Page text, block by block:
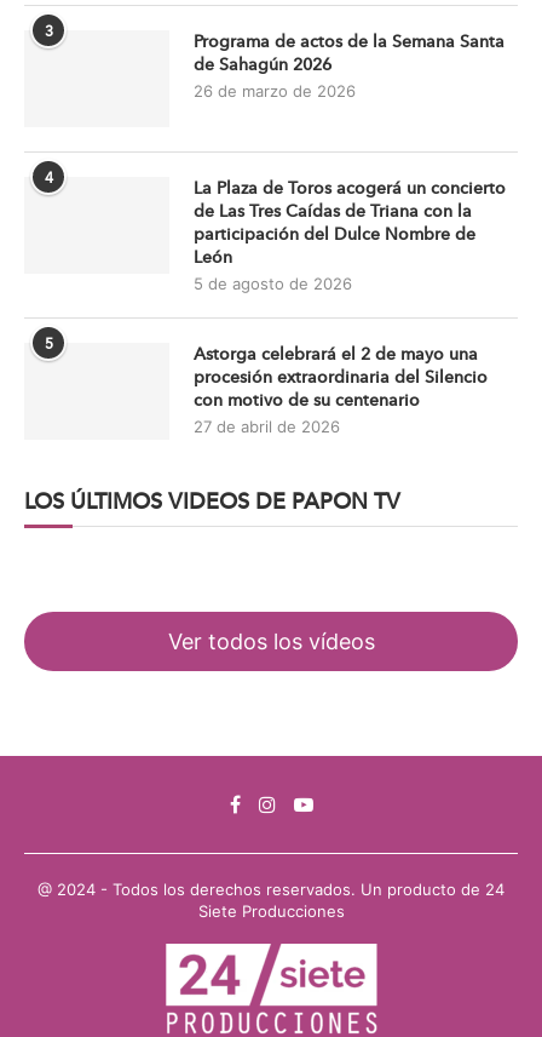
3
Programa de actos de la Semana Santa
de Sahagún 2026
26 de marzo de 2026
4
La Plaza de Toros acogerá un concierto
de Las Tres Caídas de Triana con la
participación del Dulce Nombre de
León
5 de agosto de 2026
5
Astorga celebrará el 2 de mayo una
procesión extraordinaria del Silencio
con motivo de su centenario
27 de abril de 2026
LOS ÚLTIMOS VIDEOS DE PAPON TV
Ver todos los vídeos
@ 2024 - Todos los derechos reservados. Un producto de 24
Siete Producciones